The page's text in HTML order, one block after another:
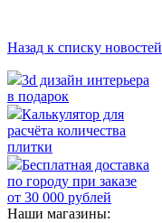
Назад к списку новостей
3d дизайн интерьера
в подарок
Калькулятор для
расчёта количества
плитки
Бесплатная доставка
по городу при заказе
от 30 000 рублей
Наши магазины: